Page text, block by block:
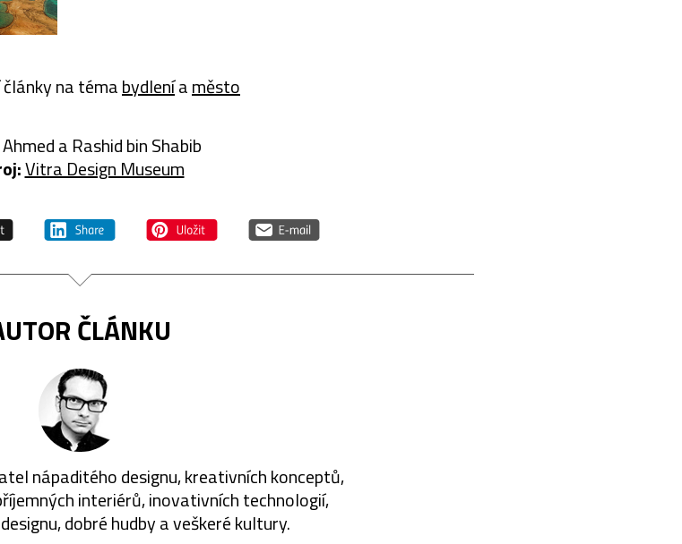
na témabydleníaměsto
Ahmed a Rashid bin Shabib
Vitra Design Museum
ČLÁNKU
nápaditého designu, kreativních konceptů,
interiérů, inovativních technologií,
dobré hudby a veškeré kultury.